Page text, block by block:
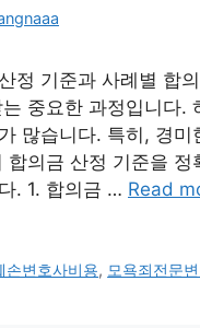
정 기준과 사례별 합
중요한 과정입니다.
많습니다. 특히, 경
합의금 산정 기준을
. 1. 합의금 … Read
손변호사비용, 모욕죄전문